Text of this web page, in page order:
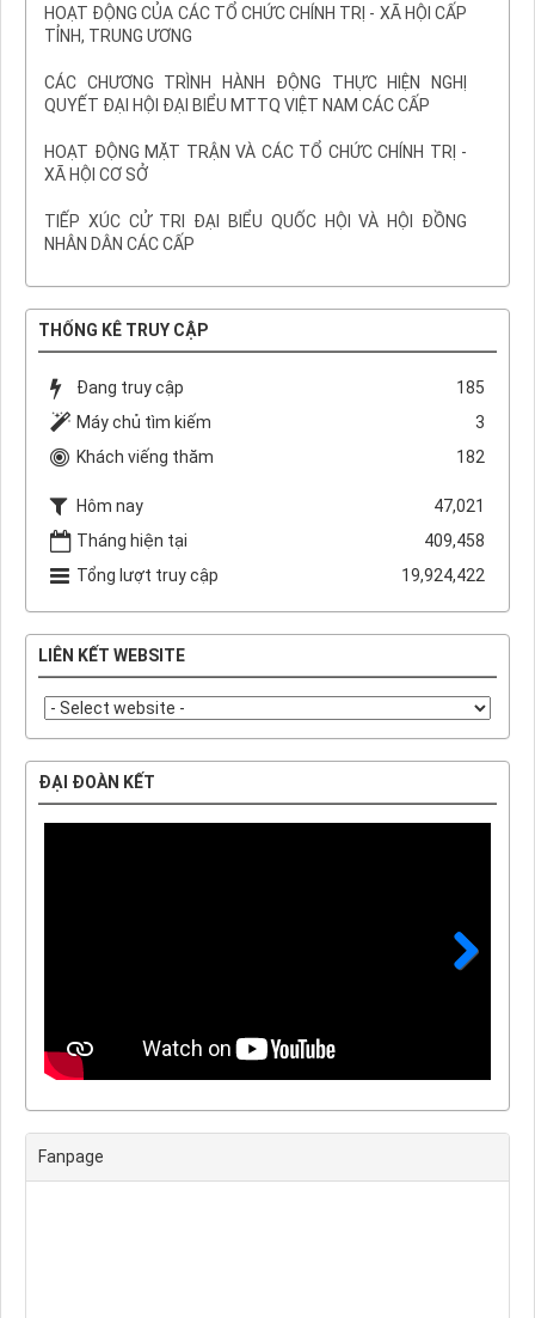
HOẠT ĐỘNG CỦA CÁC TỔ CHỨC CHÍNH TRỊ - XÃ HỘI CẤP
TỈNH, TRUNG ƯƠNG
CÁC CHƯƠNG TRÌNH HÀNH ĐỘNG THỰC HIỆN NGHỊ
QUYẾT ĐẠI HỘI ĐẠI BIỂU MTTQ VIỆT NAM CÁC CẤP
HOẠT ĐỘNG MẶT TRẬN VÀ CÁC TỔ CHỨC CHÍNH TRỊ -
XÃ HỘI CƠ SỞ
TIẾP XÚC CỬ TRI ĐẠI BIỂU QUỐC HỘI VÀ HỘI ĐỒNG
NHÂN DÂN CÁC CẤP
THỐNG KÊ TRUY CẬP
Đang truy cập
185
Máy chủ tìm kiếm
3
Khách viếng thăm
182
Hôm nay
47,021
Tháng hiện tại
409,458
Tổng lượt truy cập
19,924,422
LIÊN KẾT WEBSITE
ĐẠI ĐOÀN KẾT
Fanpage